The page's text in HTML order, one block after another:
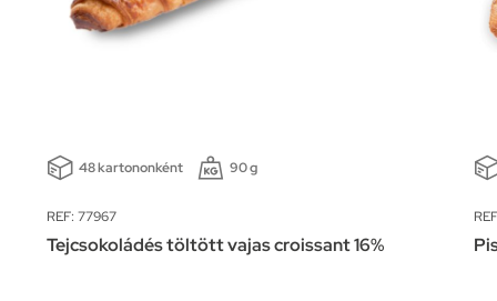
48 kartononként 90 g
REF: 77967
Tejcsokoládés töltött vajas croissant 16%